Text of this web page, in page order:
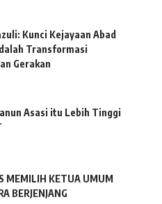
Kunci Kejayaan Abad
Transformasi
Gerakan
Asasi itu Lebih Tinggi
MEMILIH KETUA UMUM
BERJENJANG